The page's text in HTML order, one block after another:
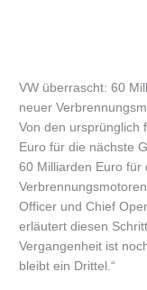
VW überrascht: 60
neuer
Von den ursprünglich
Euro für die nächste
60 Milliarden Euro für
Officer und Chief
erläutert diesen
Vergangenheit ist
bleibt ein Drittel.“